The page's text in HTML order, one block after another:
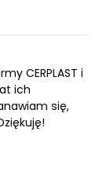
CERPLAST i
ich
się,